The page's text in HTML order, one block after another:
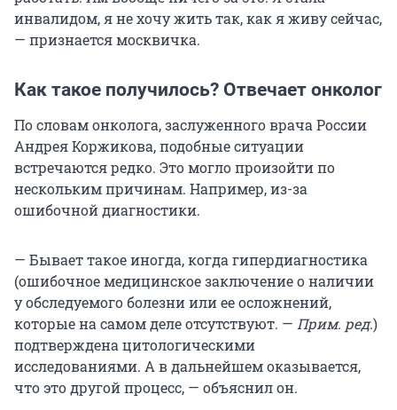
инвалидом, я не хочу жить так, как я живу сейчас,
— признается москвичка.
Как такое получилось? Отвечает онколог
По словам онколога, заслуженного врача России
Андрея Коржикова, подобные ситуации
встречаются редко. Это могло произойти по
нескольким причинам. Например, из-за
ошибочной диагностики.
— Бывает такое иногда, когда гипердиагностика
(ошибочное медицинское заключение о наличии
у обследуемого болезни или ее осложнений,
которые на самом деле отсутствуют. — Прим. ред.)
подтверждена цитологическими
исследованиями. А в дальнейшем оказывается,
что это другой процесс, — объяснил он.